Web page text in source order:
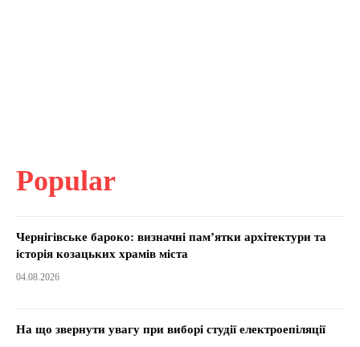
Popular
Чернігівське бароко: визначні пам’ятки архітектури та
історія козацьких храмів міста
04.08.2026
На що звернути увагу при виборі студії електроепіляції